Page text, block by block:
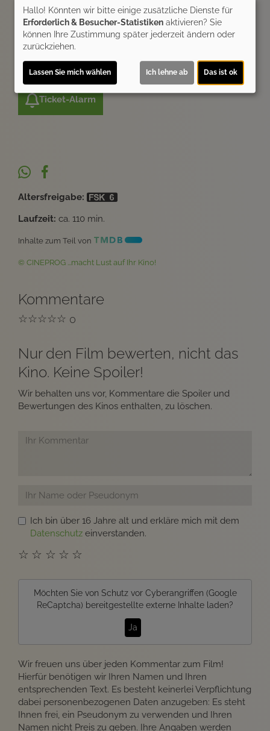
an der Kinokasse
Bitte teilt uns zur besseren Planung beim Ticketkauf
mit, wenn Ihr die vegetarische Variante wünscht. Beim
remake.thalia(at)gmail.com
Ticket-Alarm
Altersfreigabe:
Laufzeit: ca. 110 min.
Inhalte zum Teil von
© CINEPROG ...macht Lust auf Ihr Kino!
Kommentare
☆☆☆☆☆ 0
Nur den Film bewerten, nicht das
Kino. Keine Spoiler!
Wir behalten uns vor, Kommentare die Spoiler und
Bewertungen des Kinos enthalten, zu löschen.
Ich bin über 16 Jahre alt und erkläre mich mit dem
Datenschutz einverstanden.
☆
☆
☆
☆
☆
Möchten Sie von Schutz vor Cyberangriffen (Google
ReCaptcha) bereitgestellte externe Inhalte laden?
Ja
Wir freuen uns über jeden Kommentar zum Film!
Hierfür benötigen wir Ihren Namen und Ihren
entsprechenden Text. Es besteht keinerlei Verpflichtung
dabei personenbezogenen Daten anzugeben: Es steht
Ihnen frei, ein Pseudonym zu verwenden und Ihren
Namen nicht Preis zu geben. Ihre Angaben werden
Hallo! Könnten wir bitte einige zusätzliche Dienste für
Erforderlich & Besucher-Statistiken aktivieren? Sie
können Ihre Zustimmung später jederzeit ändern oder
zurückziehen.
Lassen Sie mich wählen Ich lehne ab Das ist ok